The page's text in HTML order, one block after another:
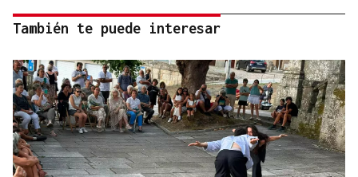
También te puede interesar